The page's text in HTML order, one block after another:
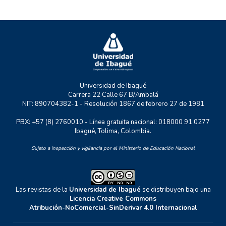
RASTRO URBANO
Universidad de Ibagué
Carrera 22 Calle 67 B/Ambalá
NIT: 890704382-1 - Resolución 1867 de febrero 27 de 1981
PBX: +57 (8) 2760010 - Línea gratuita nacional: 018000 91 0277
Ibagué, Tolima, Colombia.
Sujeto a inspección y vigilancia por el Ministerio de Educación Nacional
Las revistas de la Universidad de Ibagué se distribuyen bajo una
Licencia Creative Commons
Atribución-NoComercial-SinDerivar 4.0 Internacional